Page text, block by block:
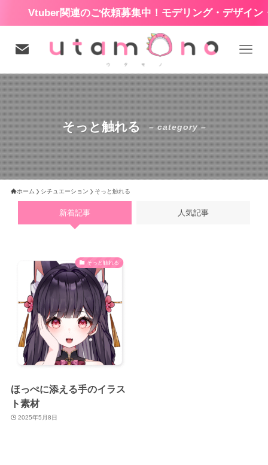
Vtuber関連のご依頼募集中！モデリング・デザイン・
そっと触れる – category –
ホーム シチュエーション そっと触れる
新着記事 人気記事
そっと触れる
ほっぺに添える手のイラス
ト素材
2025年5月8日